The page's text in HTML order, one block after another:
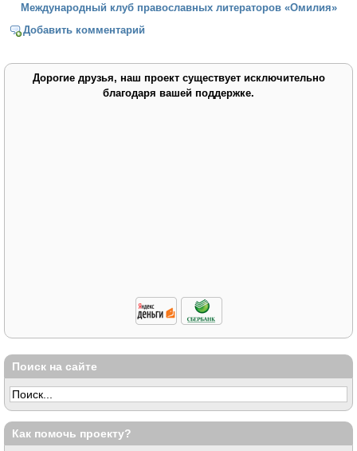
Международный клуб православных литераторов «Омилия»
Добавить комментарий
Дорогие друзья, наш проект существует исключительно
благодаря вашей поддержке.
Поиск на сайте
Как помочь проекту?